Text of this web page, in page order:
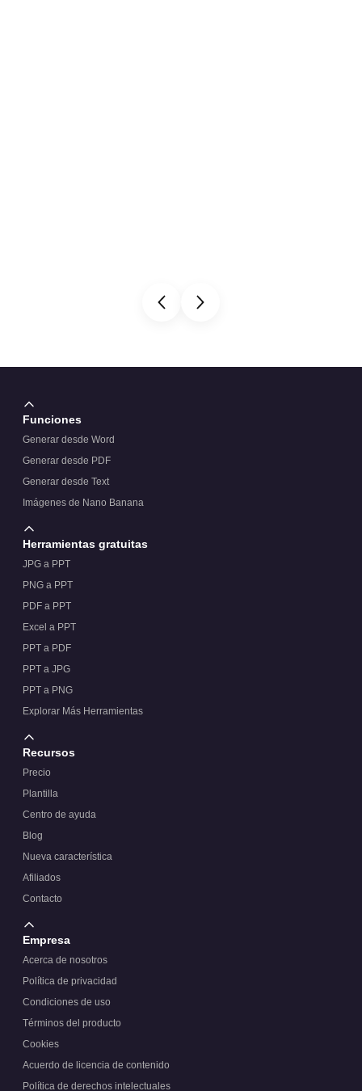
Funciones
Generar desde Word
Generar desde PDF
Generar desde Text
Imágenes de Nano Banana
Herramientas gratuitas
JPG a PPT
PNG a PPT
PDF a PPT
Excel a PPT
PPT a PDF
PPT a JPG
PPT a PNG
Explorar Más Herramientas
Recursos
Precio
Plantilla
Centro de ayuda
Blog
Nueva característica
Afiliados
Contacto
Empresa
Acerca de nosotros
Política de privacidad
Condiciones de uso
Términos del producto
Cookies
Acuerdo de licencia de contenido
Política de derechos intelectuales